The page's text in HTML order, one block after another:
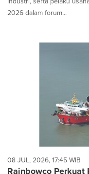
2026 dalam forum...
08 JUL, 2026, 17:45 WIB
Rainbowco